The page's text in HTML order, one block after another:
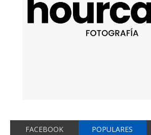
FACEBOOK POPULARES